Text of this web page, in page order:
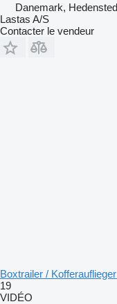
Danemark, Hedensted
Lastas A/S
Contacter le vendeur
Boxtrailer /
19
VIDÉO